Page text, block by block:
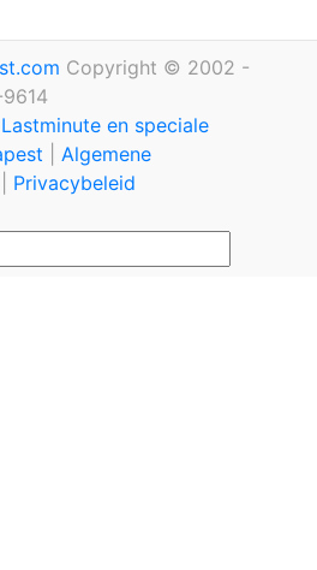
Copyright © 2002 -
en speciale
Algemene
Privacybeleid